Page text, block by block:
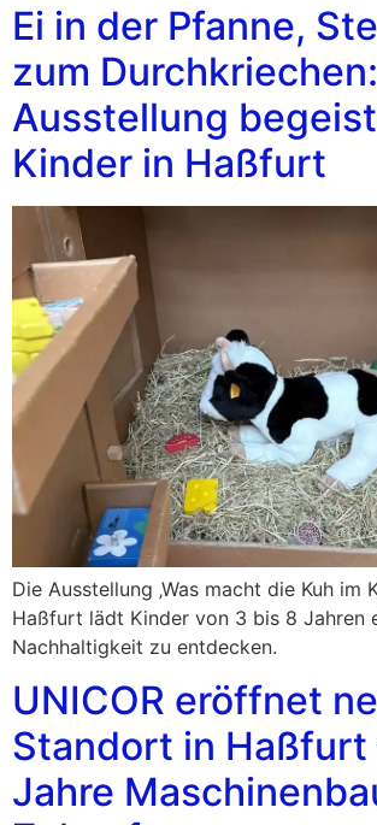
Ei in der Pfanne,
zum Durchkriechen:
Ausstellung
Kinder in Haßfurt
Die Ausstellung ‚Was macht die Kuh im
Haßfurt lädt Kinder von 3 bis 8 Jahren
Nachhaltigkeit zu entdecken.
UNICOR eröffnet
Standort in Haßfurt
Jahre